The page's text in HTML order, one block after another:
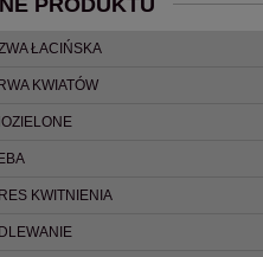
ŁACIŃSKA
KWIATÓW
KWITNIENIA